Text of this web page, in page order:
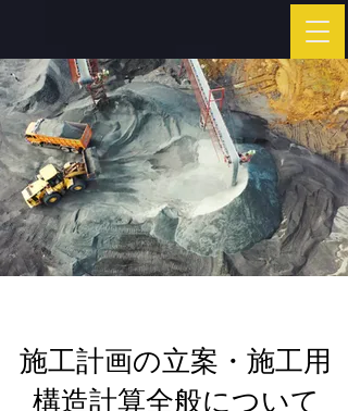
​施工計画の立案・施工用
構造計算全般について